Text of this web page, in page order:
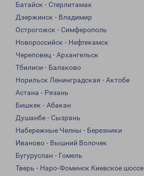
Батайск - Стерлитамак
Дзержинск - Владимир
Острогожск - Симферополь
Новороссийск - Нефтекамск
Череповец - Архангельск
Тбилиси - Балаково
Норильск Ленинградская - Актобе
Астана - Рязань
Бишкек - Абакан
Душанбе - Сызрань
Набережные Челны - Березники
Иваново - Вышний Волочек
Бугуруслан - Гомель
Тверь - Наро-Фоминск Киевское шоссе